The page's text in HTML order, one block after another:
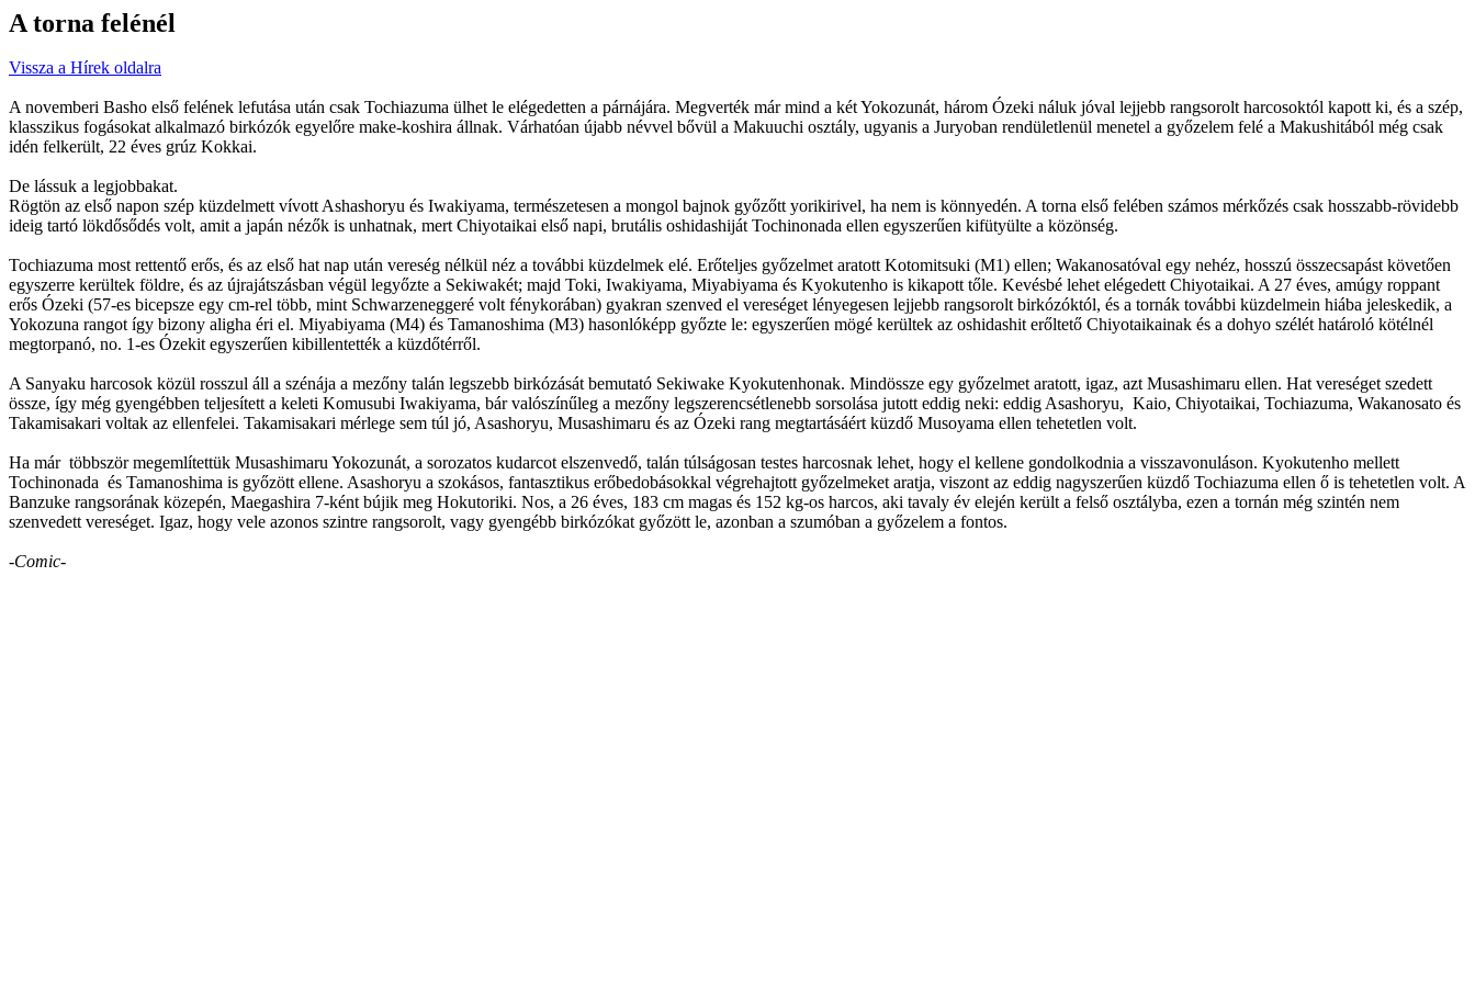
A torna felénél
Vissza a Hírek oldalra
A novemberi Basho első felének lefutása után csak Tochiazuma ülhet le elégedetten a párnájára. Megverték már mind a két Yokozunát, három Ózeki náluk jóval lejjebb rangsorolt harcosoktól kapott ki, és a szép,
klasszikus fogásokat alkalmazó birkózók egyelőre make-koshira állnak. Várhatóan újabb névvel bővül a Makuuchi osztály, ugyanis a Juryoban rendületlenül menetel a győzelem felé a Makushitából még csak
idén felkerült, 22 éves grúz Kokkai.
De lássuk a legjobbakat.
Rögtön az első napon szép küzdelmett vívott Ashashoryu és Iwakiyama, természetesen a mongol bajnok győzőtt yorikirivel, ha nem is könnyedén. A torna első felében számos mérkőzés csak hosszabb-rövidebb
ideig tartó lökdősődés volt, amit a japán nézők is unhatnak, mert Chiyotaikai első napi, brutális oshidashiját Tochinonada ellen egyszerűen kifütyülte a közönség.
Tochiazuma most rettentő erős, és az első hat nap után vereség nélkül néz a további küzdelmek elé. Erőteljes győzelmet aratott Kotomitsuki (M1) ellen; Wakanosatóval egy nehéz, hosszú összecsapást követően
egyszerre kerültek földre, és az újrajátszásban végül legyőzte a Sekiwakét; majd Toki, Iwakiyama, Miyabiyama és Kyokutenho is kikapott tőle. Kevésbé lehet elégedett Chiyotaikai. A 27 éves, amúgy roppant
erős Ózeki (57-es bicepsze egy cm-rel több, mint Schwarzeneggeré volt fénykorában) gyakran szenved el vereséget lényegesen lejjebb rangsorolt birkózóktól, és a tornák további küzdelmein hiába jeleskedik, a
Yokozuna rangot így bizony aligha éri el. Miyabiyama (M4) és Tamanoshima (M3) hasonlóképp győzte le: egyszerűen mögé kerültek az oshidashit erőltető Chiyotaikainak és a dohyo szélét határoló kötélnél
megtorpanó, no. 1-es Ózekit egyszerűen kibillentették a küzdőtérről.
A Sanyaku harcosok közül rosszul áll a szénája a mezőny talán legszebb birkózását bemutató Sekiwake Kyokutenhonak. Mindössze egy győzelmet aratott, igaz, azt Musashimaru ellen. Hat vereséget szedett
össze, így még gyengébben teljesített a keleti Komusubi Iwakiyama, bár valószínűleg a mezőny legszerencsétlenebb sorsolása jutott eddig neki: eddig Asashoryu, Kaio, Chiyotaikai, Tochiazuma, Wakanosato és
Takamisakari voltak az ellenfelei. Takamisakari mérlege sem túl jó, Asashoryu, Musashimaru és az Ózeki rang megtartásáért küzdő Musoyama ellen tehetetlen volt.
Ha már többször megemlítettük Musashimaru Yokozunát, a sorozatos kudarcot elszenvedő, talán túlságosan testes harcosnak lehet, hogy el kellene gondolkodnia a visszavonuláson. Kyokutenho mellett
Tochinonada és Tamanoshima is győzött ellene. Asashoryu a szokásos, fantasztikus erőbedobásokkal végrehajtott győzelmeket aratja, viszont az eddig nagyszerűen küzdő Tochiazuma ellen ő is tehetetlen volt. A
Banzuke rangsorának közepén, Maegashira 7-ként bújik meg Hokutoriki. Nos, a 26 éves, 183 cm magas és 152 kg-os harcos, aki tavaly év elején került a felső osztályba, ezen a tornán még szintén nem
szenvedett vereséget. Igaz, hogy vele azonos szintre rangsorolt, vagy gyengébb birkózókat győzött le, azonban a szumóban a győzelem a fontos.
-Comic-